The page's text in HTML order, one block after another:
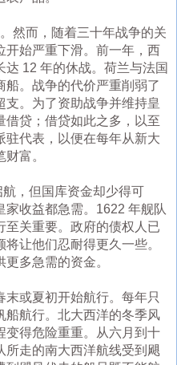
然而，随着三十年战争的关
开始严重下滑。前一年，西
12 年的休战。荷兰与法国
。战争的代价严重削弱了
。为了资助战争并维持皇
借贷；借贷如此之多，以至
驻代表，以便在每年从新大
富。
，但国库资金却少得可
收益都急需。1622 年舰队
至关重要。政府的债权人已
让他们忍耐得更久一些。
多急需的资金。
或夏初开始航行。每年只
船航行。北大西洋的冬季风
变得危险重重。从六月到十
所走的南大西洋航线受到飓